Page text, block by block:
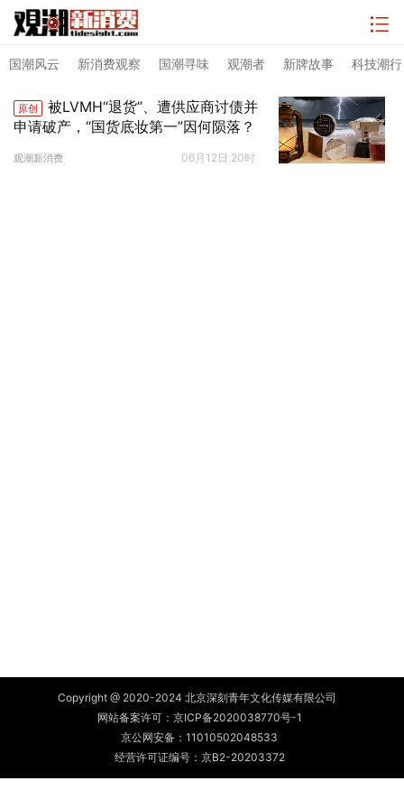
国潮风云 新消费观察 国潮寻味 观潮者 新牌故事 科技潮行
原创
被LVMH“退货”、遭供应商讨债并
申请破产，“国货底妆第一”因何陨落？
观潮新消费 06月12日 20时
Copyright @ 2020-2024 北京深刻青年文化传媒有限公司
网站备案许可： 京ICP备2020038770号-1
京公网安备： 11010502048533
经营许可证编号：京B2-20203372